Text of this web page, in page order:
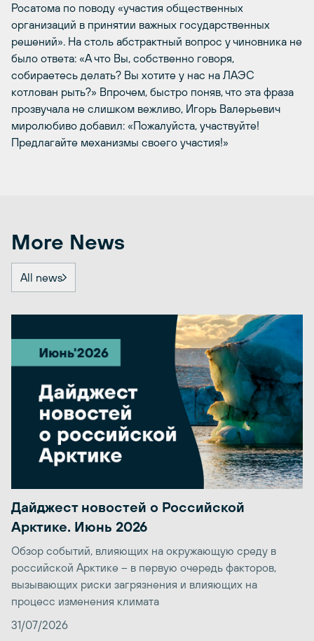
Росатома по поводу «участия общественных
организаций в принятии важных государственных
решений». На столь абстрактный вопрос у чиновника не
было ответa: «А что Вы, собственно говоря,
собираетесь делать? Вы хотите у нас на ЛАЭС
котлован рыть?» Впрочем, быстро поняв, что эта фраза
прозвучала не слишком вежливо, Игорь Валерьевич
миролюбиво добавил: «Пожалуйста, участвуйте!
Предлагайте механизмы своего участия!»
More News
All news
Дайджест новостей о Российской
Арктике. Июнь 2026
Обзор событий, влияющих на окружающую среду в
российской Арктике – в первую очередь факторов,
вызывающих риски загрязнения и влияющих на
процесс изменения климата
31/07/2026